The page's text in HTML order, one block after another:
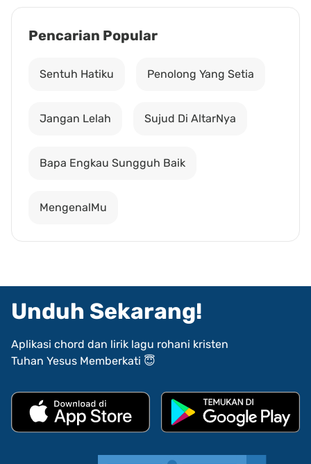
Pencarian Popular
Sentuh Hatiku Penolong Yang Setia
Jangan Lelah Sujud Di AltarNya
Bapa Engkau Sungguh Baik
MengenalMu
Unduh Sekarang!
Aplikasi chord dan lirik lagu rohani kristen
Tuhan Yesus Memberkati 😇